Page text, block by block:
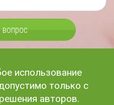
вопрос
использование
только с
авторов.